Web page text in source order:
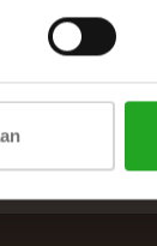
NIEUWSBRIEF
latest offers